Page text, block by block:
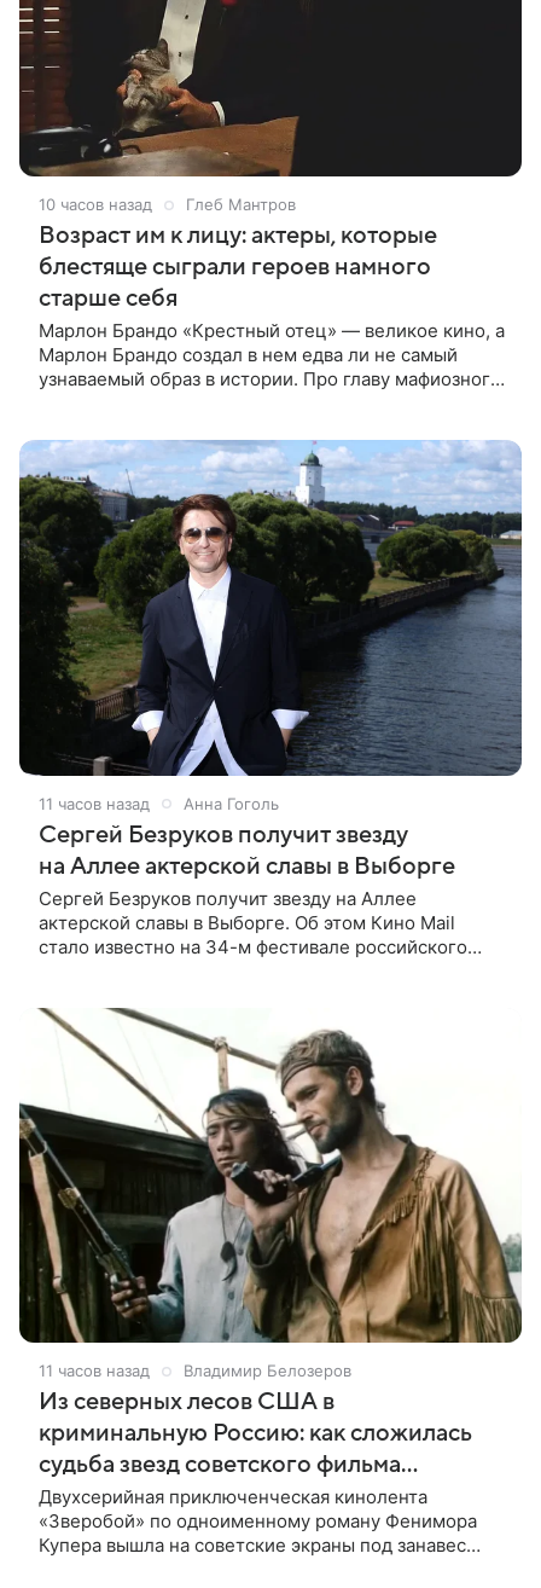
10 часов назад Глеб Мантров
Возраст им к лицу: актеры, которые
блестяще сыграли героев намного
старше себя
Марлон Брандо «Крестный отец» — великое кино, а
Марлон Брандо создал в нем едва ли не самый
узнаваемый образ в истории. Про главу мафиозного
11 часов назад Анна Гоголь
Сергей Безруков получит звезду
на Аллее актерской славы в Выборге
Сергей Безруков получит звезду на Аллее
актерской славы в Выборге. Об этом Кино Mail
стало известно на 34-м фестивале российского
11 часов назад Владимир Белозеров
Из северных лесов США в
криминальную Россию: как сложилась
судьба звезд советского фильма
«Зверобой»
Двухсерийная приключенческая кинолента
«Зверобой» по одноименному роману Фенимора
Купера вышла на советские экраны под занавес